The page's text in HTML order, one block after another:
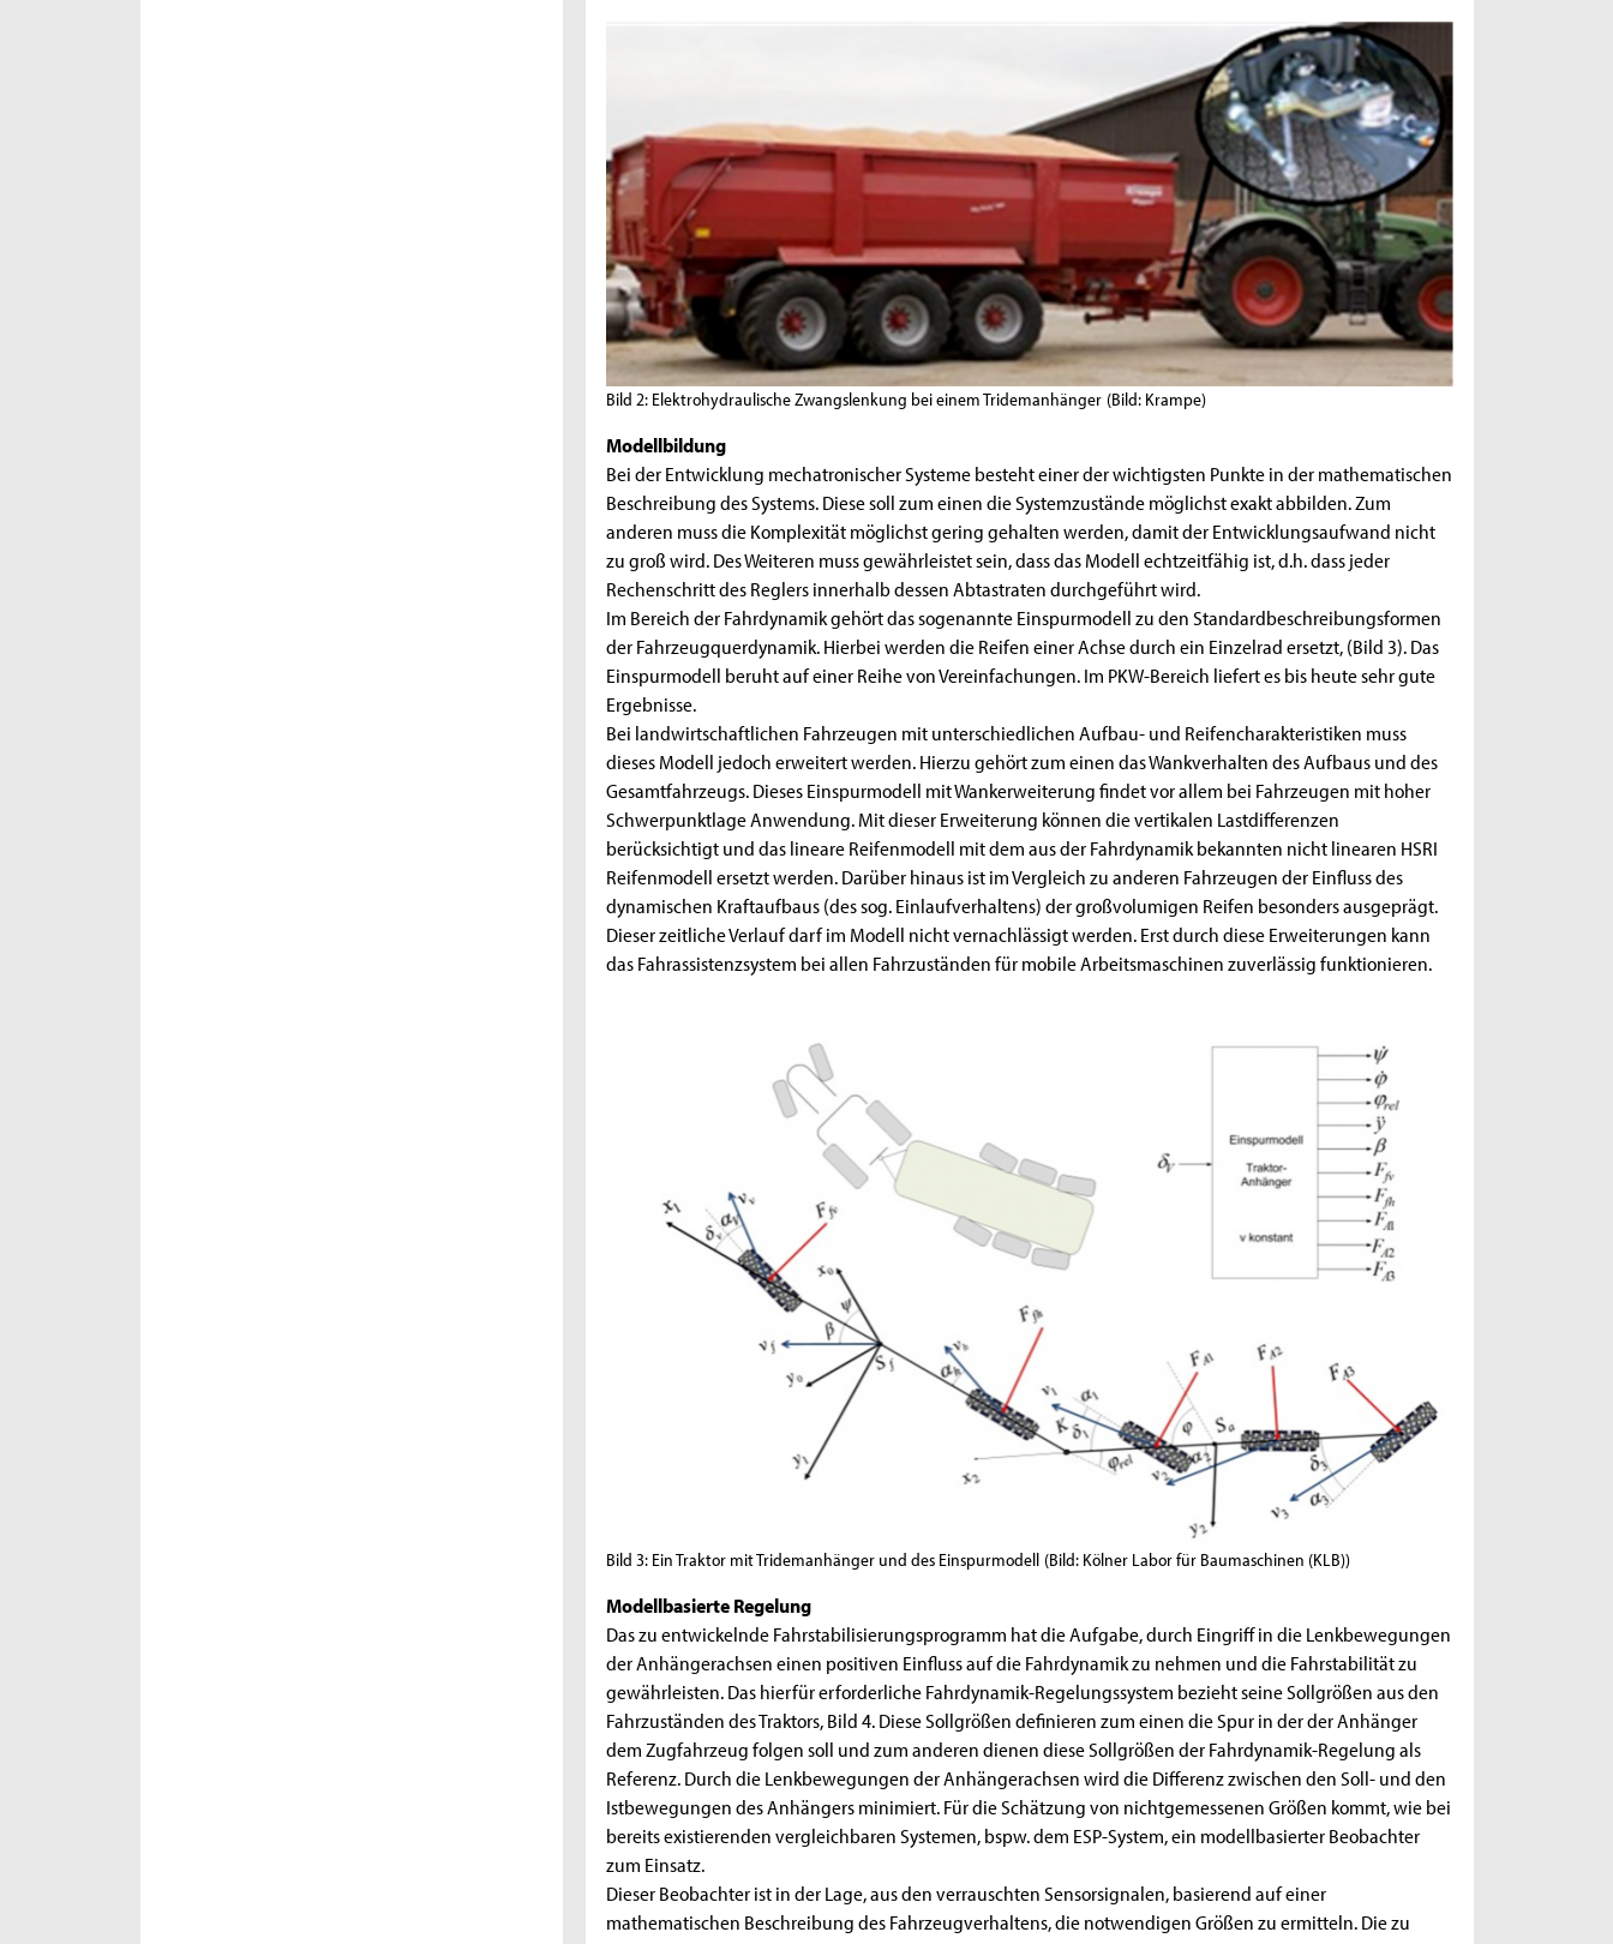
Bild 2: Elektrohydraulische Zwangslenkung bei einem Tridemanhänger (Bild: Krampe)
Modellbildung
Bei der Entwicklung mechatronischer Systeme besteht einer der wichtigsten Punkte in der mathematischen
Beschreibung des Systems. Diese soll zum einen die Systemzustände möglichst exakt abbilden. Zum
anderen muss die Komplexität möglichst gering gehalten werden, damit der Entwicklungsaufwand nicht
zu groß wird. Des Weiteren muss gewährleistet sein, dass das Modell echtzeitfähig ist, d.h. dass jeder
Rechenschritt des Reglers innerhalb dessen Abtastraten durchgeführt wird.
Im Bereich der Fahrdynamik gehört das sogenannte Einspurmodell zu den Standardbeschreibungsformen
der Fahrzeugquerdynamik. Hierbei werden die Reifen einer Achse durch ein Einzelrad ersetzt, (Bild 3). Das
Einspurmodell beruht auf einer Reihe von Vereinfachungen. Im PKW-Bereich liefert es bis heute sehr gute
Ergebnisse.
Bei landwirtschaftlichen Fahrzeugen mit unterschiedlichen Aufbau- und Reifencharakteristiken muss
dieses Modell jedoch erweitert werden. Hierzu gehört zum einen das Wankverhalten des Aufbaus und des
Gesamtfahrzeugs. Dieses Einspurmodell mit Wankerweiterung findet vor allem bei Fahrzeugen mit hoher
Schwerpunktlage Anwendung. Mit dieser Erweiterung können die vertikalen Lastdifferenzen
berücksichtigt und das lineare Reifenmodell mit dem aus der Fahrdynamik bekannten nicht linearen HSRI
Reifenmodell ersetzt werden. Darüber hinaus ist im Vergleich zu anderen Fahrzeugen der Einfluss des
dynamischen Kraftaufbaus (des sog. Einlaufverhaltens) der großvolumigen Reifen besonders ausgeprägt.
Dieser zeitliche Verlauf darf im Modell nicht vernachlässigt werden. Erst durch diese Erweiterungen kann
das Fahrassistenzsystem bei allen Fahrzuständen für mobile Arbeitsmaschinen zuverlässig funktionieren.
Bild 3: Ein Traktor mit Tridemanhänger und des Einspurmodell (Bild: Kölner Labor für Baumaschinen (KLB))
Modellbasierte Regelung
Das zu entwickelnde Fahrstabilisierungsprogramm hat die Aufgabe, durch Eingriff in die Lenkbewegungen
der Anhängerachsen einen positiven Einfluss auf die Fahrdynamik zu nehmen und die Fahrstabilität zu
gewährleisten. Das hierfür erforderliche Fahrdynamik-Regelungssystem bezieht seine Sollgrößen aus den
Fahrzuständen des Traktors, Bild 4. Diese Sollgrößen definieren zum einen die Spur in der der Anhänger
dem Zugfahrzeug folgen soll und zum anderen dienen diese Sollgrößen der Fahrdynamik-Regelung als
Referenz. Durch die Lenkbewegungen der Anhängerachsen wird die Differenz zwischen den Soll- und den
Istbewegungen des Anhängers minimiert. Für die Schätzung von nichtgemessenen Größen kommt, wie bei
bereits existierenden vergleichbaren Systemen, bspw. dem ESP-System, ein modellbasierter Beobachter
zum Einsatz.
Dieser Beobachter ist in der Lage, aus den verrauschten Sensorsignalen, basierend auf einer
mathematischen Beschreibung des Fahrzeugverhaltens, die notwendigen Größen zu ermitteln. Die zu